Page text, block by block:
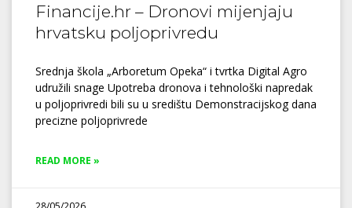
Financije.hr – Dronovi mijenjaju
hrvatsku poljoprivredu
Srednja škola „Arboretum Opeka“ i tvrtka Digital Agro
udružili snage Upotreba dronova i tehnološki napredak
u poljoprivredi bili su u središtu Demonstracijskog dana
precizne poljoprivrede
READ MORE »